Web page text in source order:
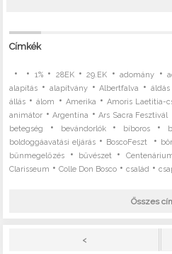
Címkék
• • 1%• 28EK•29.EK •adomány •
alapítás • alapítvány•Albertfalva •áldás
állás •álom • Amerika • Amoris Laetitia-
animátor •Argentína •Ars Sacra Fesztivál
betegség • bevándorlók• bíboros •
boldoggáavatási eljárás • BoscoFeszt •
bűnmegelőzés • bűvészet •
Clarisseum •Colle Don Bosco •család •
Összes
<